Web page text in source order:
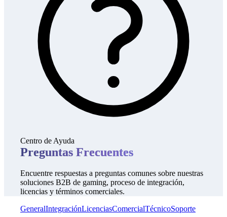
Centro de Ayuda
Preguntas Frecuentes
Encuentre respuestas a preguntas comunes sobre nuestras
soluciones B2B de gaming, proceso de integración,
licencias y términos comerciales.
GeneralIntegraciónLicenciasComercialTécnicoSoporte